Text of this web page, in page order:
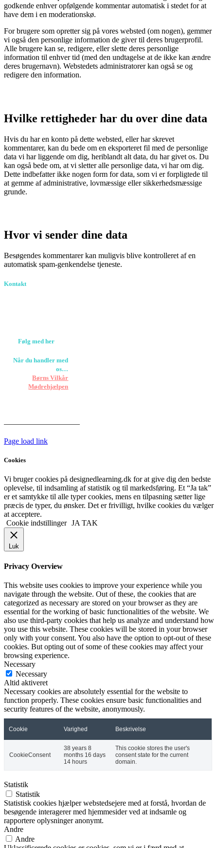
godkende enhver opfølgende kommentar automatisk i stedet for at
have dem i en moderationskø.
For brugere som opretter sig på vores websted (om nogen), gemmer
vi også den personlige information de giver til deres brugerprofil.
Alle brugere kan se, redigere, eller slette deres personlige
information til enhver tid (med den undtagelse at de ikke kan ændre
deres brugernavn). Webstedets administratorer kan også se og
redigere den information.
Hvilke rettigheder har du over dine data
Hvis du har en konto på dette websted, eller har skrevet
kommentarer, kan du bede om en eksporteret fil med de personlige
data vi har liggende om dig, heriblandt alt data, du har givet os. Du
kan også bede om, at vi sletter alle personlige data, vi har om dig.
Dette indbefatter ikke nogen form for data, som vi er forpligtede til
at gemme af administrative, lovmæssige eller sikkerhedsmæssige
grunde.
Hvor vi sender dine data
Besøgendes kommentarer kan muligvis blive kontrolleret af en
automatisk spam-genkendelse tjeneste.
Kontakt
Følg med her
Når du handler med
os…
Støtter viBørns Vilkår
ogMødrehjælpen
Page load link
Cookies
Vi bruger cookies på designedlearning.dk for at give dig den bedste
oplevelse, til indsamling af statistik og til markedsføring. Et “Ja tak”
er et samtykke til alle typer cookies, mens en tilpasning sætter lige
præcis de typer, du ønsker. Det er frivilligt, hvilke cookies du vælger
at acceptere.
Cookie indstillinger JA TAK
Luk
Privacy Overview
This website uses cookies to improve your experience while you
navigate through the website. Out of these, the cookies that are
categorized as necessary are stored on your browser as they are
essential for the working of basic functionalities of the website. We
also use third-party cookies that help us analyze and understand how
you use this website. These cookies will be stored in your browser
only with your consent. You also have the option to opt-out of these
cookies. But opting out of some of these cookies may affect your
browsing experience.
Necessary
Necessary
Altid aktiveret
Necessary cookies are absolutely essential for the website to
function properly. These cookies ensure basic functionalities and
security features of the website, anonymously.
Cookie Varighed Beskrivelse
CookieConsent
38 years 8
months 16 days
14 hours
This cookie stores the user's
consent state for the current
domain.
Statistik
Statistik
Statistisk cookies hjælper webstedsejere med at forstå, hvordan de
besøgende interagerer med hjemmesider ved at indsamle og
rapportere oplysninger anonymt.
Andre
Andre